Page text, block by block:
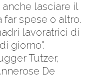
lasciare il
spese o altro.
lavoratrici di
giorno".
Tutzer,
De